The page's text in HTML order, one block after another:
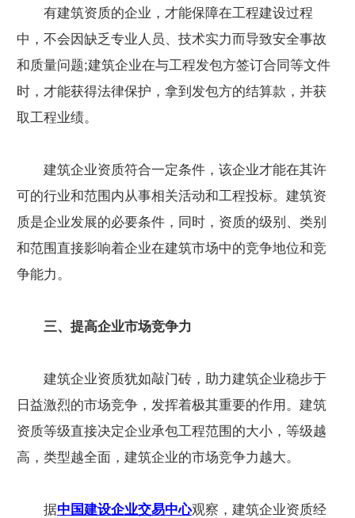
有建筑资质的企业，才能保障在工程建设过程
中，不会因缺乏专业人员、技术实力而导致安全事故
和质量问题;建筑企业在与工程发包方签订合同等文件
时，才能获得法律保护，拿到发包方的结算款，并获
取工程业绩。
建筑企业资质符合一定条件，该企业才能在其许
可的行业和范围内从事相关活动和工程投标。建筑资
质是企业发展的必要条件，同时，资质的级别、类别
和范围直接影响着企业在建筑市场中的竞争地位和竞
争能力。
三、提高企业市场竞争力
建筑企业资质犹如敲门砖，助力建筑企业稳步于
日益激烈的市场竞争，发挥着极其重要的作用。建筑
资质等级直接决定企业承包工程范围的大小，等级越
高，类型越全面，建筑企业的市场竞争力越大。
据中国建设企业交易中心观察，建筑企业资质经